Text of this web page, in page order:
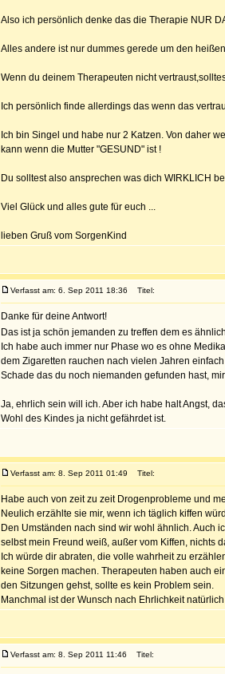
Also ich persönlich denke das die Therapie NUR
Alles andere ist nur dummes gerede um den
Wenn du deinem Therapeuten nicht
Ich persönlich finde allerdings das wenn das
Ich bin Singel und habe nur 2 Katzen. Von daher
kann wenn die Mutter "GESUND" ist !
Du solltest also ansprechen was dich WIRKLICH
Viel Glück und alles gute für euch ...
lieben Gruß vom SorgenKind
Verfasst am: 6. Sep 2011 18:36 Titel:
Danke für deine Antwort!
Das ist ja schön jemanden zu treffen dem es
Ich habe auch immer nur Phase wo es ohne
dem Zigaretten rauchen nach vielen Jahren
Schade das du noch niemanden gefunden hast,
Ja, ehrlich sein will ich. Aber ich habe halt Angst,
Wohl des Kindes ja nicht gefährdet ist.
Verfasst am: 8. Sep 2011 01:49 Titel:
Habe auch von zeit zu zeit Drogenprobleme und
Neulich erzählte sie mir, wenn ich täglich kiffen
Den Umständen nach sind wir wohl ähnlich. Auch
selbst mein Freund weiß, außer vom Kiffen, nichts
Ich würde dir abraten, die volle wahrheit zu
keine Sorgen machen. Therapeuten haben auch
den Sitzungen gehst, sollte es kein Problem sein.
Manchmal ist der Wunsch nach Ehrlichkeit
Verfasst am: 8. Sep 2011 11:46 Titel: